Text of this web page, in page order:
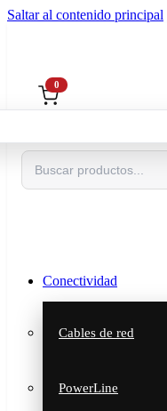
Saltar al contenido principal
Buscar
0
Conectividad
Cables de red
PowerLine